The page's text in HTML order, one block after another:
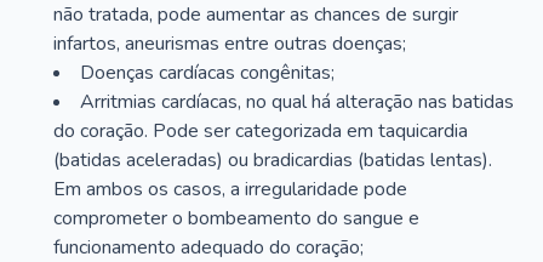
não tratada, pode aumentar as chances de surgir
infartos, aneurismas entre outras doenças;
Doenças cardíacas congênitas;
Arritmias cardíacas, no qual há alteração nas batidas
do coração. Pode ser categorizada em taquicardia
(batidas aceleradas) ou bradicardias (batidas lentas).
Em ambos os casos, a irregularidade pode
comprometer o bombeamento do sangue e
funcionamento adequado do coração;